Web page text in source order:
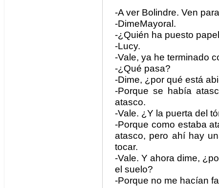
-A ver Bolindre. Ven
-DimeMayoral.
-¿Quién ha puesto
-Lucy.
-Vale, ya he terminado
-¿Qué pasa?
-Dime, ¿por qué está
-Porque se había
atasco.
-Vale. ¿Y la puerta del
-Porque como estaba
atasco, pero ahí hay
tocar.
-Vale. Y ahora dime,
el suelo?
-Porque no me hacían